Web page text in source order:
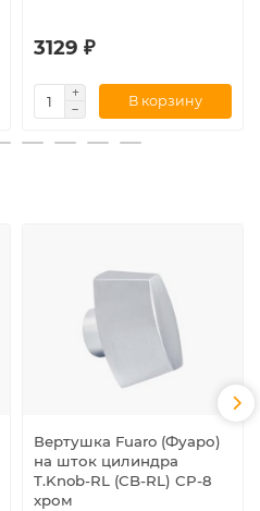
3129 ₽
В корзину
Вертушка Fuaro (Фуаро)
на шток цилиндра
T.Knob-RL (CB-RL) CP-8
хром